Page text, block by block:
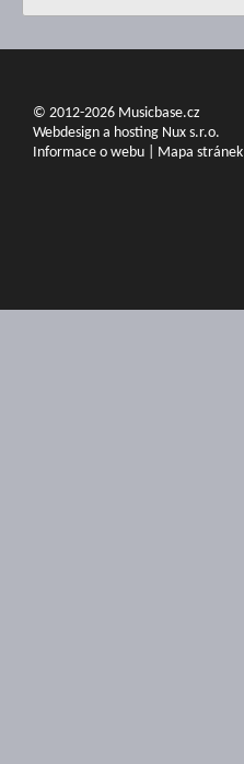
© 2012-2026 Musicbase.cz
Webdesign a hosting Nux s.r.o.
Informace o webu
Mapa stránek